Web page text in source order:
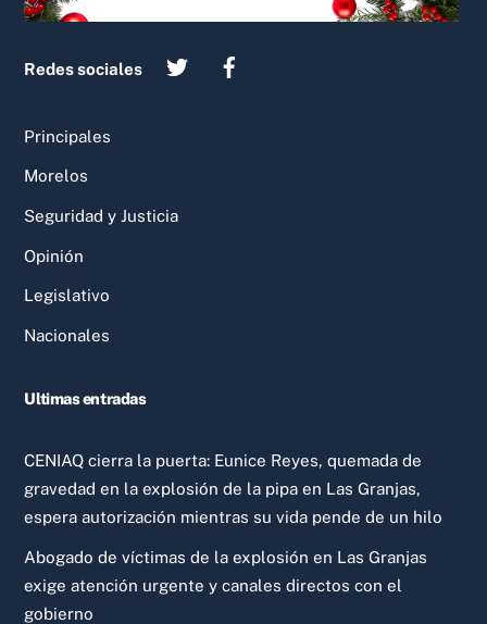
Redes sociales
Principales
Morelos
Seguridad y Justicia
Opinión
Legislativo
Nacionales
Ultimas entradas
CENIAQ cierra la puerta: Eunice Reyes, quemada de
gravedad en la explosión de la pipa en Las Granjas,
espera autorización mientras su vida pende de un hilo
Abogado de víctimas de la explosión en Las Granjas
exige atención urgente y canales directos con el
gobierno